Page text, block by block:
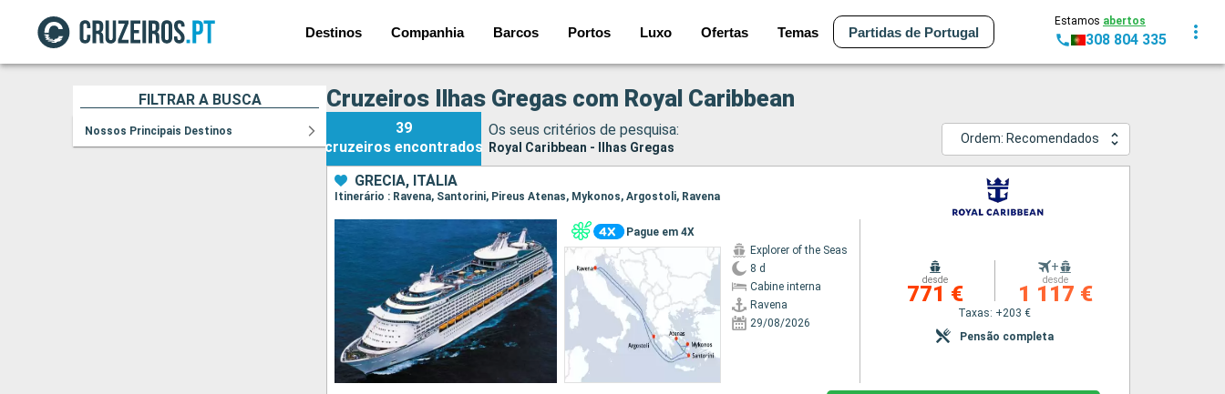
Destinos Companhia Barcos Portos Luxo Ofertas Temas Partidas de Portugal
Estamos abertos
308 804 335
FILTRAR A BUSCA
Nossos Principais Destinos
Cruzeiros Ilhas Gregas com Royal Caribbean
39
cruzeiros encontrados
Os seus critérios de pesquisa:
Royal Caribbean - Ilhas Gregas
Ordem: Recomendados
GRÉCIA, ITÁLIA
Itinerário : Ravena, Santorini, Pireus Atenas, Mykonos, Argostoli, Ravena
Pague em 4X
Explorer of the Seas
8 d
Cabine interna
Ravena
29/08/2026
desde
771 €
+
desde
1 117 €
Taxas: +203 €
Pensão completa